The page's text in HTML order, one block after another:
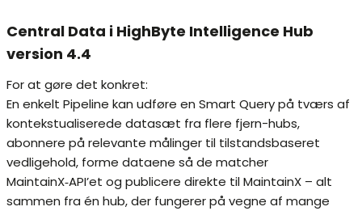
Central Data i HighByte Intelligence Hub
version 4.4
For at gøre det konkret:
En enkelt Pipeline kan udføre en Smart Query på tværs af
kontekstualiserede datasæt fra flere fjern-hubs,
abonnere på relevante målinger til tilstandsbaseret
vedligehold, forme dataene så de matcher
MaintainX‑API’et og publicere direkte til MaintainX – alt
sammen fra én hub, der fungerer på vegne af mange